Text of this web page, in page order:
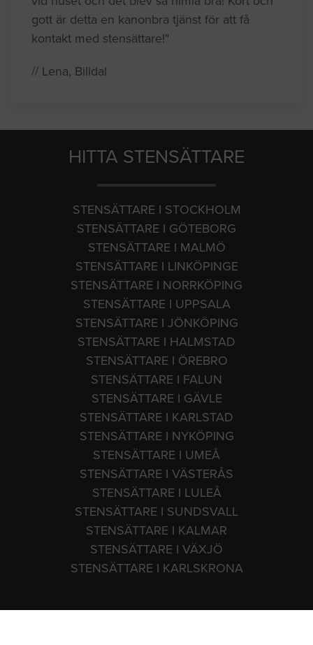
gott är detta en kanonbra tjänst för att få
kontakt med stensättare!"
// Lena, Billdal
HITTA STENSÄTTARE
STENSÄTTARE I STOCKHOLM
STENSÄTTARE I GÖTEBORG
STENSÄTTARE I MALMÖ
STENSÄTTARE I LINKÖPINGE
STENSÄTTARE I NORRKÖPING
STENSÄTTARE I UPPSALA
STENSÄTTARE I JÖNKÖPING
STENSÄTTARE I HALMSTAD
STENSÄTTARE I ÖREBRO
STENSÄTTARE I FALUN
STENSÄTTARE I GÄVLE
STENSÄTTARE I KARLSTAD
STENSÄTTARE I NYKÖPING
STENSÄTTARE I UMEÅ
STENSÄTTARE I VÄSTERÅS
STENSÄTTARE I LULEÅ
STENSÄTTARE I SUNDSVALL
STENSÄTTARE I KALMAR
STENSÄTTARE I VÄXJÖ
STENSÄTTARE I KARLSKRONA